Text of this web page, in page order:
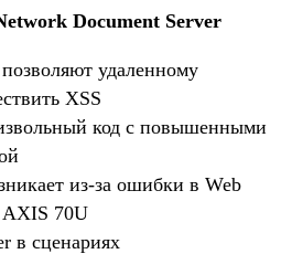
Document Server
удаленному
XSS
код с повышенными
из-за ошибки в Web
AXIS 70U
в сценариях